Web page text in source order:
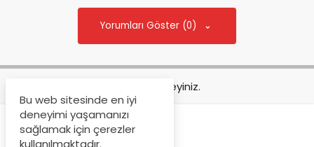
Yorumları Göster (0)
Tekrar deneyiniz.
Bu web sitesinde en iyi
deneyimi yaşamanızı
sağlamak için çerezler
kullanılmaktadır.